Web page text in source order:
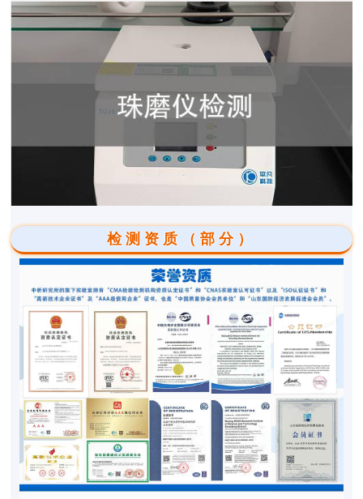
检测资质（部分）